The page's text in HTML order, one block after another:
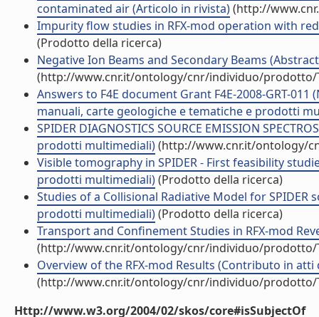
contaminated air (Articolo in rivista)(http://
Impurity flow studies in RFX-mod operation with
(Prodotto della ricerca)
Negative Ion Beams and Secondary Beams
(http://www.cnr.it/ontology/cnr/individuo/prodotto/
Answers to F4E document Grant F4E-2008-GRT-
manuali, carte geologiche e tematiche e prodotti
SPIDER DIAGNOSTICS SOURCE EMISSION
prodotti multimediali)(http://www.cnr.it/ontology/
Visible tomography in SPIDER - First feasibility
prodotti multimediali)(Prodotto della ricerca)
Studies of a Collisional Radiative Model for
prodotti multimediali)(Prodotto della ricerca)
Transport and Confinement Studies in RFX-mod
(http://www.cnr.it/ontology/cnr/individuo/prodotto/
Overview of the RFX-mod Results (Contributo in atti
(http://www.cnr.it/ontology/cnr/individuo/prodotto/
Http://www.w3.org/2004/02/skos/core#isSubjectOf